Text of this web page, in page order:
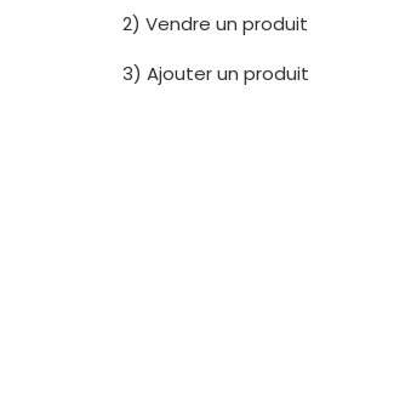
2) Vendre un produit
3) Ajouter un produit